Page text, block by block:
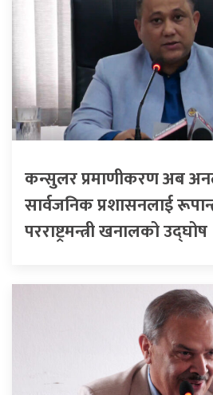
कन्सुलर प्रमाणीकरण अब
सार्वजनिक प्रशासनलाई
परराष्ट्रमन्त्री खनालको उद्घोष